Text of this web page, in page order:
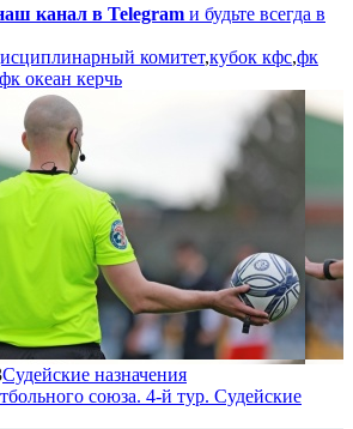
канал в Telegram и будьте всегда в
комитет,кубок кфс,фк
фк океан керчь
Судейские назначения
союза. 4-й тур. Судейские